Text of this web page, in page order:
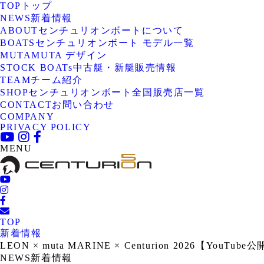
TOP トップ
NEWS新着情報
ABOUTセンチュリオンボートについて
BOATS センチュリオンボート モデル一覧
MUTAMUTA デザイン
STOCK BOATs中古艇・新艇販売情報
TEAMチーム紹介
SHOPセンチュリオンボート全国販売店一覧
CONTACTお問い合わせ
COMPANY
PRIVACY POLICY
MENU
TOP
新着情報
LEON × muta MARINE × Centurion 2026【YouTube公
NEWS新着情報